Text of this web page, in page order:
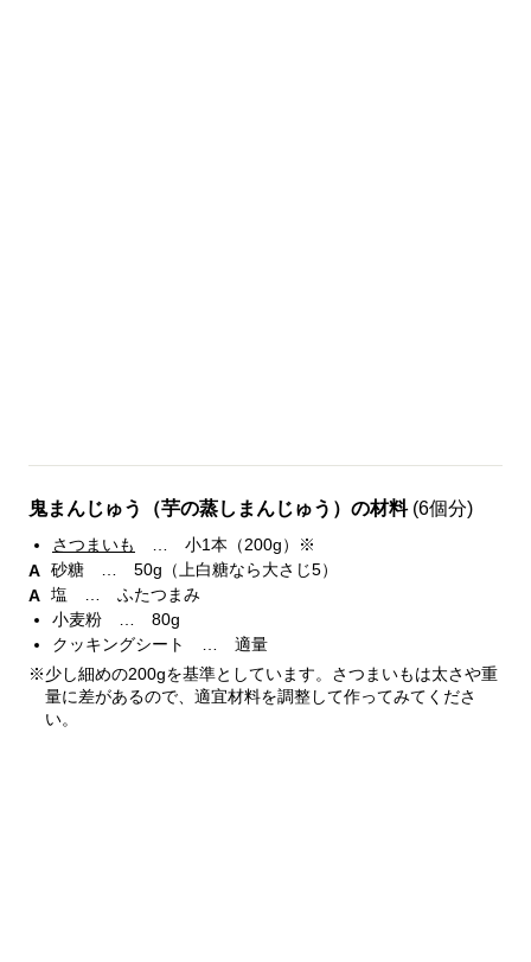
鬼まんじゅう（芋の蒸しまんじゅう）の材料 (6個分)
さつまいも
… 小1本（200g）※
砂糖 … 50g（上白糖なら大さじ5）
塩 … ふたつまみ
小麦粉 … 80g
クッキングシート … 適量
※少し細めの200gを基準としています。さつまいもは太さや重
量に差があるので、適宜材料を調整して作ってみてくださ
い。